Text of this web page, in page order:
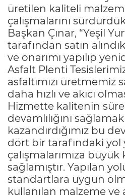
üretilen kaliteli
çalışmalarını
Başkan Çınar, “Yeşil
tarafından satın
ve onarımı yapılıp
Asfalt Plenti
asfaltımızı üretmemiz
daha hızlı ve akıcı
Hizmette kalitenin
devamlılığını
kazandırdığımız bu
dört bir tarafındaki yol
çalışmalarımıza büyük
sağlamıştır. Yapılan
standartlara uygun
kullanılan malzeme